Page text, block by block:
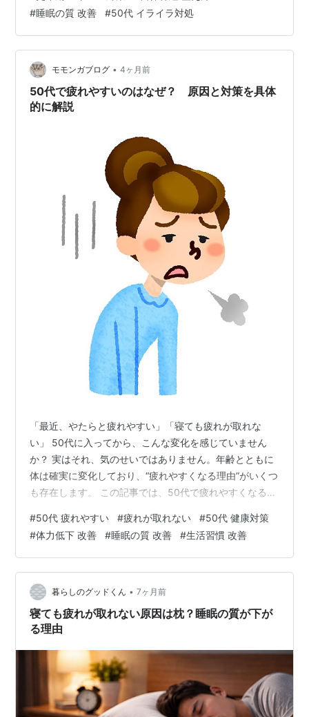
ています。本にも解決のヒントがたくさんありますよ。
mmng0702.hatenablog.com 目次 更年期でイライラが止
まらない主な原因 ① 女性ホルモンの急激な減少 ② 自
律神経の乱れ ③ 睡眠不足・慢性的な疲労 ④ 人間関
係・将来不安…
#睡眠の質 改善 #50代 イライラ対処
モモンガブログ • 4ヶ月前
50代で疲れやすいのはなぜ？ 原因と対策を具体
的に解説
「最近、やたらと疲れやすい」「寝ても疲れが取れな
い」 50代に入ってから、こんな変化を感じていません
か？ 実はそれ、気のせいではありません。年齢とともに
体は確実に変化しており、“疲れやすくなる理由”がいくつ
も存在します。 この記事では、50代で疲れやすくなる原
す。 別のブログで 50代で体力が落ちたと感じたら読む
本5選を紹介しています。本の中に体力回復のヒントを見
つけることができるかもしれませんよ。
mmng0702.hatenablog.com 目次 1. 筋力の低下（基礎体
力が落ちている） 2. ホルモンバランスの変化 3. 睡眠の
質の低下…
#50代 疲れやすい #疲れが取れない #50代 健康対策
#体力低下 改善 #睡眠の質 改善 #生活習慣 改善
暮らしのグッドくん • 7ヶ月前
寝ても疲れが取れない原因は枕？睡眠の質が下が
る理由